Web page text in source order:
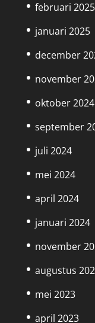
februari 2025
januari 2025
december
november
oktober 2024
september
juli 2024
mei 2024
april 2024
januari 2024
november
augustus
mei 2023
april 2023